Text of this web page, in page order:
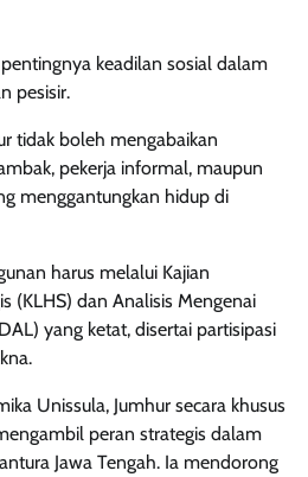
keadilan sosial dalam
pesisir.
tidak boleh mengabaikan
pekerja informal, maupun
menggantungkan hidup di
harus melalui Kajian
(KLHS) dan Analisis Mengenai
yang ketat, disertai partisipasi
Unissula, Jumhur secara khusus
peran strategis dalam
Jawa Tengah. Ia mendorong